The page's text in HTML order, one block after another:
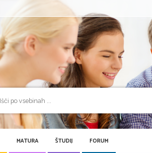
MATURA ŠTUDIJ FORUM